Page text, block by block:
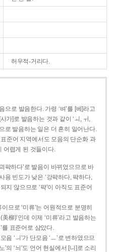
허우적-거리다.
로 발음한다. 가령 ‘벼’를 [베]라고
가]로 발음하는 것과 같이 ‘ㅚ, ㅟ,
로 발음하는 일은 더 흔히 일어난다.
준어 지역에서도 모음의 단순화 과
어렵게 된 것들이다.
팍하다’로 발음이 바뀌었으므로 바
용 빈도가 낮은 ‘강퍅하다, 퍅하다,
지 않으므로 ‘퍅’이 아직도 표준어
므로 ‘미류’는 어원적으로 분명히
柳)’인데 이제 ‘미류’라고 발음하는
를 표준어로 삼았다.
음 ‘ㅢ’가 단모음 ‘ㅡ’로 변하였으므
’의 ‘늬’도 언어 현실에서 [니]로 소리